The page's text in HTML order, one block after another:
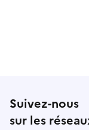
Suivez-nous
sur les